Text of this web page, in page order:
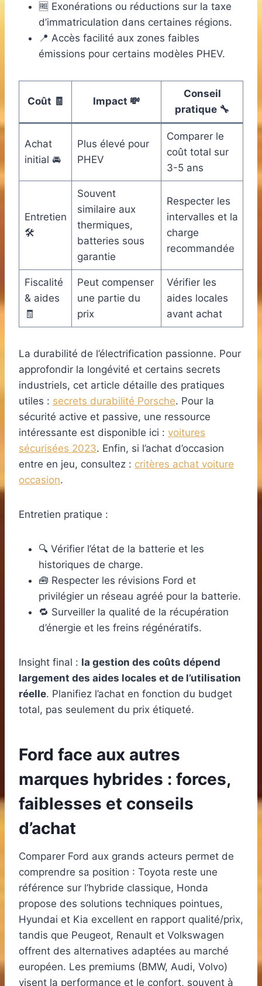
🆓 Exonérations ou réductions sur la taxe
d’immatriculation dans certaines régions.
📍 Accès facilité aux zones faibles
émissions pour certains modèles PHEV.
Coût 🧾 Impact 💸
Conseil
pratique 🔧
Achat
initial 🚘
Plus élevé pour
PHEV
Comparer le
coût total sur
3-5 ans
Entretien
🛠️
Souvent
similaire aux
thermiques,
batteries sous
garantie
Respecter les
intervalles et la
charge
recommandée
Fiscalité
& aides
🧾
Peut compenser
une partie du
prix
Vérifier les
aides locales
avant achat
La durabilité de l’électrification passionne. Pour
approfondir la longévité et certains secrets
industriels, cet article détaille des pratiques
utiles : secrets durabilité Porsche. Pour la
sécurité active et passive, une ressource
intéressante est disponible ici : voitures
sécurisées 2023. Enfin, si l’achat d’occasion
entre en jeu, consultez : critères achat voiture
occasion.
Entretien pratique :
🔍 Vérifier l’état de la batterie et les
historiques de charge.
🧰 Respecter les révisions Ford et
privilégier un réseau agréé pour la batterie.
🔁 Surveiller la qualité de la récupération
d’énergie et les freins régénératifs.
Insight final : la gestion des coûts dépend
largement des aides locales et de l’utilisation
réelle. Planifiez l’achat en fonction du budget
total, pas seulement du prix étiqueté.
Ford face aux autres
marques hybrides : forces,
faiblesses et conseils
d’achat
Comparer Ford aux grands acteurs permet de
comprendre sa position : Toyota reste une
référence sur l’hybride classique, Honda
propose des solutions techniques pointues,
Hyundai et Kia excellent en rapport qualité/prix,
tandis que Peugeot, Renault et Volkswagen
offrent des alternatives adaptées au marché
européen. Les premiums (BMW, Audi, Volvo)
visent la performance et le confort, souvent à